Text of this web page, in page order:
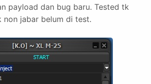
payload dan bug baru. Tested tk
non jabar belum di test.